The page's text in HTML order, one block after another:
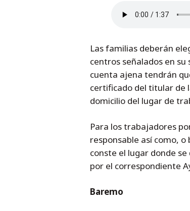
Las familias deberán
centros señalados en
cuenta ajena tendrán
certificado del titular de
domicilio del lugar de
Para los trabajadores
responsable así como,
conste el lugar donde
por el correspondiente
Baremo